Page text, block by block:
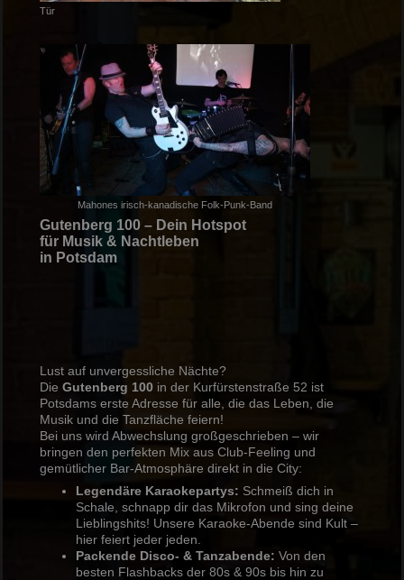
Tür
Mahones irisch-kanadische Folk-Punk-Band
Gutenberg 100 – Dein Hotspot
für Musik & Nachtleben
in Potsdam
Lust auf unvergessliche Nächte?
Die Gutenberg 100 in der Kurfürstenstraße 52 ist
Potsdams erste Adresse für alle, die das Leben, die
Musik und die Tanzfläche feiern!
Bei uns wird Abwechslung großgeschrieben – wir
bringen den perfekten Mix aus Club-Feeling und
gemütlicher Bar-Atmosphäre direkt in die City:
Legendäre Karaokepartys: Schmeiß dich in
Schale, schnapp dir das Mikrofon und sing deine
Lieblingshits! Unsere Karaoke-Abende sind Kult –
hier feiert jeder jeden.
Packende Disco- & Tanzabende: Von den
besten Flashbacks der 80s & 90s bis hin zu